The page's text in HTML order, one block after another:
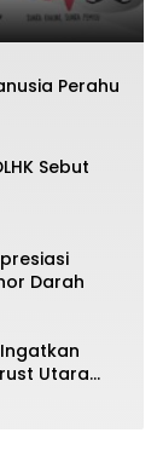
Perahu
Sebut
Darah
Ingatkan
Utara